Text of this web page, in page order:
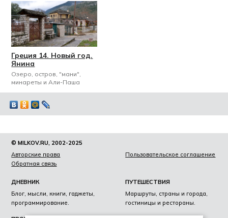
Греция 14. Новый год.
Янина
Озеро, остров, "мани",
минареты и Али-Паша
© MILKOV.RU, 2002-2025
Авторские права
Пользовательское соглашение
Обратная связь
ДНЕВНИК
Блог, мысли, книги, гаджеты,
программирование.
ПУТЕШЕСТВИЯ
Маршруты, страны и города,
гостиницы и рестораны.